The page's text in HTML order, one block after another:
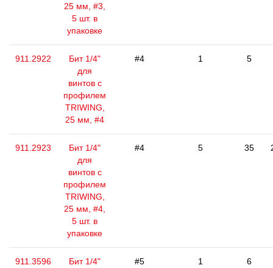
25 мм, #3,
5 шт. в
упаковке
911.2922
Бит 1/4"
для
винтов с
профилем
TRIWING,
25 мм, #4
#4 1 5
911.2923
Бит 1/4"
для
винтов с
профилем
TRIWING,
25 мм, #4,
5 шт. в
упаковке
#4 5 35
911.3596
Бит 1/4"
#5 1 6